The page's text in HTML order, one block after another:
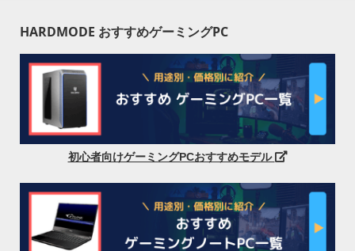
HARDMODE おすすめゲーミングPC
初心者向けゲーミングPCおすすめモデル